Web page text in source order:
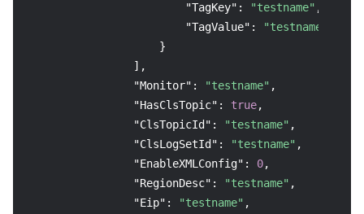
"TagKey" : "testname" ,
"TagValue" :
"testname"
}
] ,
"Monitor" : "testname" ,
"HasClsTopic" : true,
"ClsTopicId" : "testname" ,
"ClsLogSetId" : "testname" ,
"EnableXMLConfig" : 0,
"RegionDesc" : "testname" ,
"Eip" : "testname" ,